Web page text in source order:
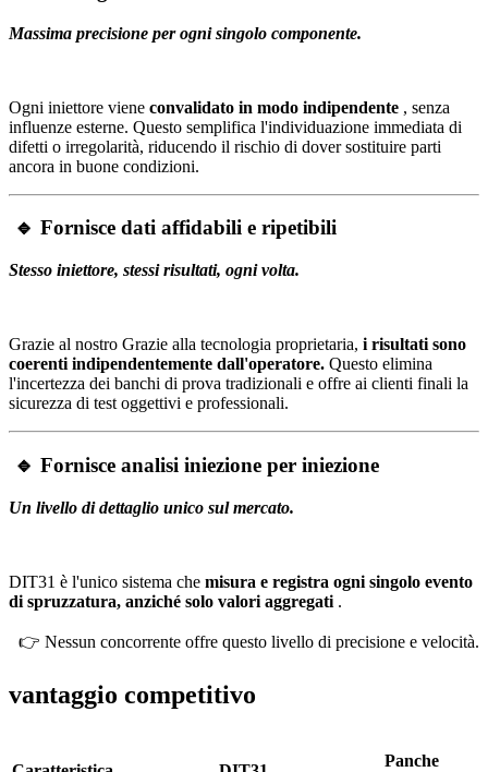
Massima precisione per ogni singolo componente.
Ogni iniettore viene convalidato in modo indipendente , senza
influenze esterne. Questo semplifica l'individuazione immediata di
difetti o irregolarità, riducendo il rischio di dover sostituire parti
ancora in buone condizioni.
🔹 Fornisce dati affidabili e ripetibili
Stesso iniettore, stessi risultati, ogni volta.
Grazie al nostro Grazie alla tecnologia proprietaria, i risultati sono
coerenti indipendentemente dall'operatore. Questo elimina
l'incertezza dei banchi di prova tradizionali e offre ai clienti finali la
sicurezza di test oggettivi e professionali.
🔹 Fornisce analisi iniezione per iniezione
Un livello di dettaglio unico sul mercato.
DIT31 è l'unico sistema che misura e registra ogni singolo evento
di spruzzatura, anziché solo valori aggregati .
👉 Nessun concorrente offre questo livello di precisione e velocità.
vantaggio competitivo
Panche